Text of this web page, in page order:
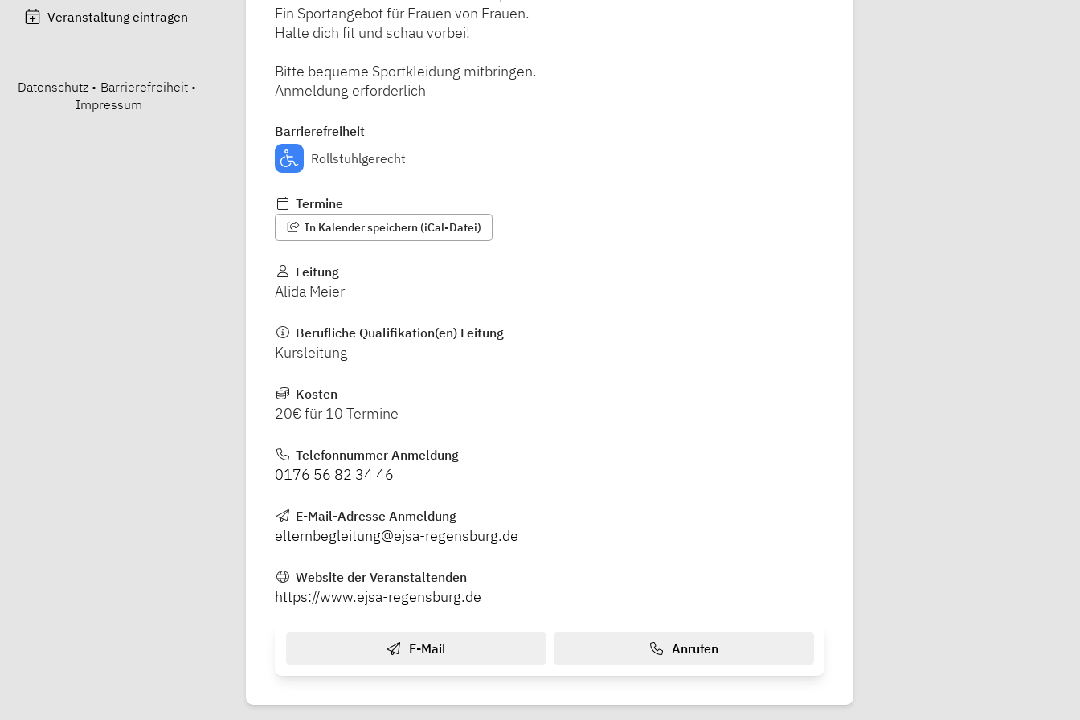
Veranstaltung eintragen
Datenschutz • Barrierefreiheit •
Impressum
Ein Sportangebot für Frauen von Frauen.
Halte dich fit und schau vorbei!
Bitte bequeme Sportkleidung mitbringen.
Anmeldung erforderlich
Barrierefreiheit
Rollstuhlgerecht
Termine
In Kalender speichern (iCal-Datei)
Leitung
Alida Meier
Berufliche Qualifikation(en) Leitung
Kursleitung
Kosten
20€ für 10 Termine
Telefonnummer Anmeldung
0176 56 82 34 46
E-Mail-Adresse Anmeldung
elternbegleitung@ejsa-regensburg.de
Website der Veranstaltenden
https://www.ejsa-regensburg.de
E-Mail Anrufen